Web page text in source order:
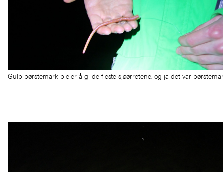
Gulp børstemark pleier å gi de fleste sjøørretene, og ja det var